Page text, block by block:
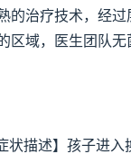
的治疗技术，经过
区域，医生团队无
状描述】孩子进入